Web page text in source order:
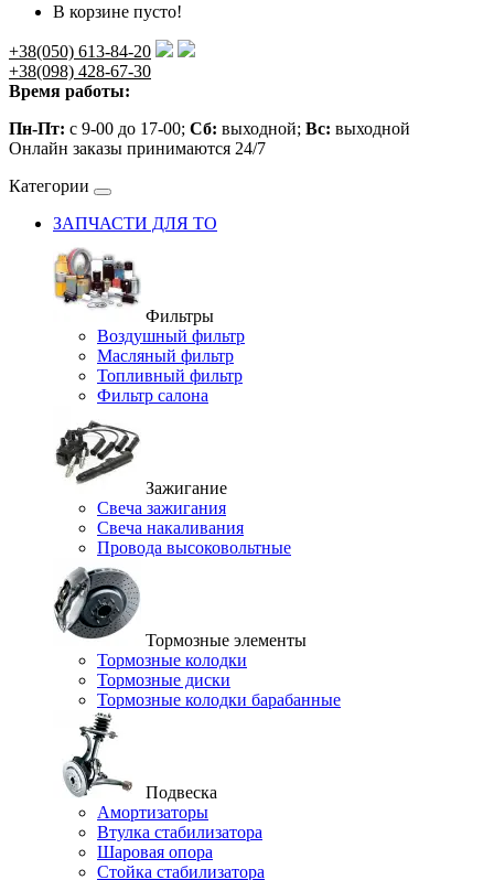
В корзине пусто!
+38(050) 613-84-20
+38(098) 428-67-30
Время работы:
Пн-Пт: с 9-00 до 17-00; Сб: выходной; Вс: выходной
Онлайн заказы принимаются 24/7
Категории
ЗАПЧАСТИ ДЛЯ ТО
Фильтры
Воздушный фильтр
Масляный фильтр
Топливный фильтр
Фильтр салона
Зажигание
Свеча зажигания
Свеча накаливания
Провода высоковольтные
Тормозные элементы
Тормозные колодки
Тормозные диски
Тормозные колодки барабанные
Подвеска
Амортизаторы
Втулка стабилизатора
Шаровая опора
Стойка стабилизатора